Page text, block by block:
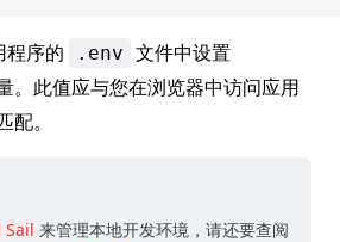
程序的 .env 文件中设置
。此值应与您在浏览器中访问应用
。
Sail 来管理本地开发环境，请还要查阅